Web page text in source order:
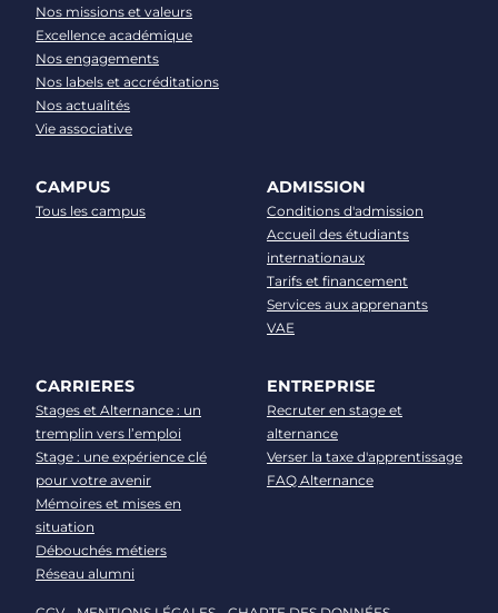
Nos missions et valeurs
Excellence académique
Nos engagements
Nos labels et accréditations
Nos actualités
Vie associative
CAMPUS
Tous les campus
ADMISSION
Conditions d'admission
Accueil des étudiants
internationaux
Tarifs et financement
Services aux apprenants
VAE
CARRIERES
Stages et Alternance : un
tremplin vers l’emploi
Stage : une expérience clé
pour votre avenir
Mémoires et mises en
situation
Débouchés métiers
Réseau alumni
ENTREPRISE
Recruter en stage et
alternance
Verser la taxe d'apprentissage
FAQ Alternance